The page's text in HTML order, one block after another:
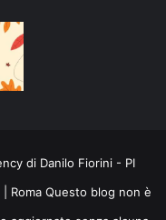
di Danilo Fiorini - PI
Roma Questo blog non è